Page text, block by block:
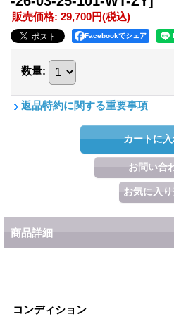
販売価格: 29,700円(税込)
Facebookでシェア
数量:
返品特約に関する重要事項
商品詳細
コンディション